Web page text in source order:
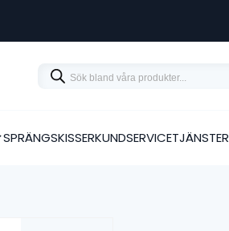
Products
search
SPRÄNGSKISSERKUNDSERVICETJÄNSTER